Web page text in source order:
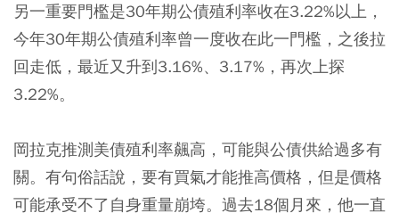
另一重要門檻是30年期公債殖利率收在3.22%以上，
今年30年期公債殖利率曾一度收在此一門檻，之後拉
回走低，最近又升到3.16%、3.17%，再次上探
3.22%。
岡拉克推測美債殖利率飆高，可能與公債供給過多有
關。有句俗話說，要有買氣才能推高價格，但是價格
可能承受不了自身重量崩垮。過去18個月來，他一直